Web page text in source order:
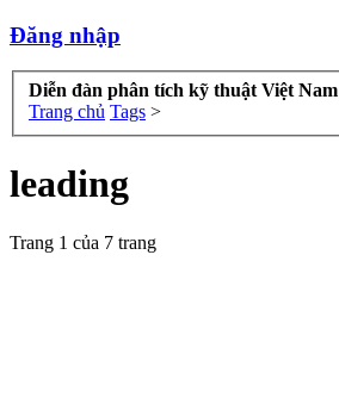
Đăng nhập
Diễn đàn phân tích kỹ thuật Việt Nam
Trang chủ Tags >
leading
Trang 1 của 7 trang